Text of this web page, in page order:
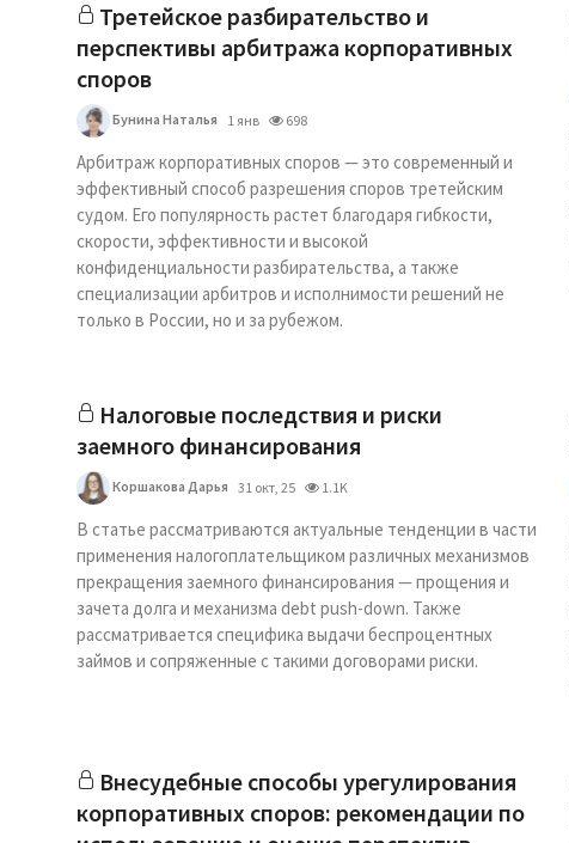
Третейское разбирательство и
перспективы арбитража корпоративных
споров
Бунина Наталья 1 янв 698
Арбитраж корпоративных споров — это современный и
эффективный способ разрешения споров третейским
судом. Его популярность растет благодаря гибкости,
скорости, эффективности и высокой
конфиденциальности разбирательства, а также
специализации арбитров и исполнимости решений не
только в России, но и за рубежом.
Налоговые последствия и риски
заемного финансирования
Коршакова Дарья 31 окт, 25 1.1K
В статье рассматриваются актуальные тенденции в части
применения налогоплательщиком различных механизмов
прекращения заемного финансирования — прощения и
зачета долга и механизма debt push-down. Также
рассматривается специфика выдачи беспроцентных
займов и сопряженные с такими договорами риски.
Внесудебные способы урегулирования
корпоративных споров: рекомендации по